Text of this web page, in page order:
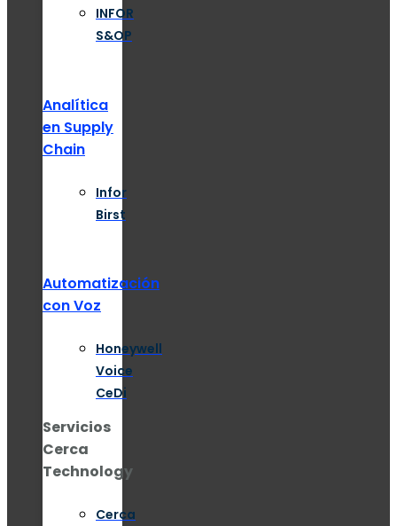
INFOR
S&OP
Analítica
en Supply
Chain
Infor
Birst
Automatización
con Voz
Honeywell
Voice
CeDi
Servicios
Cerca
Technology
Cerca